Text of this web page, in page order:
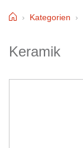
HomeKategorien
Keramik